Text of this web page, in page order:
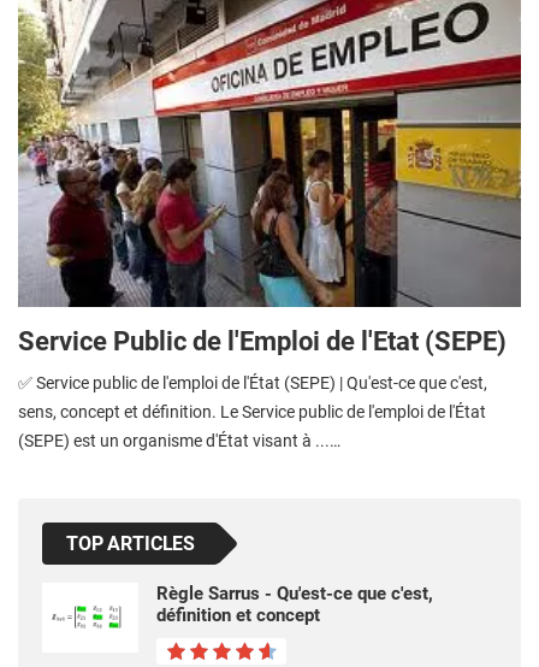
Service Public de l'Emploi de l'Etat (SEPE)
✅ Service public de l'emploi de l'État (SEPE) | Qu'est-ce que c'est,
sens, concept et définition. Le Service public de l'emploi de l'État
(SEPE) est un organisme d'État visant à ...…
TOP ARTICLES
Règle Sarrus - Qu'est-ce que c'est,
définition et concept